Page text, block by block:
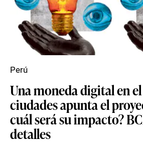
Una moneda digital en
ciudades apunta el
cuál será su impacto?
detalles
Perú